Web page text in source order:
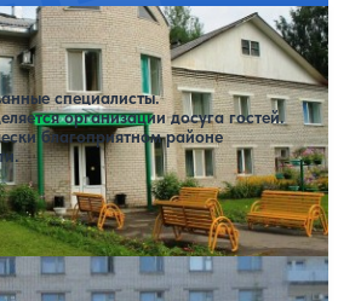
специалисты.
организации досуга гостей.
благоприятном районе
SPA
мест на выбранные даты
другой вариант
мест на выбранные даты
другой вариант